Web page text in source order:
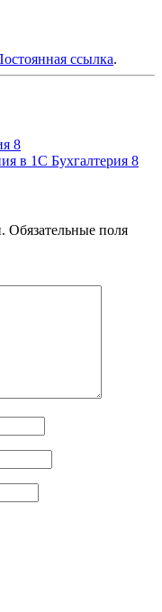
ссылка.
8
в 1С Бухгалтерия 8
Обязательные поля